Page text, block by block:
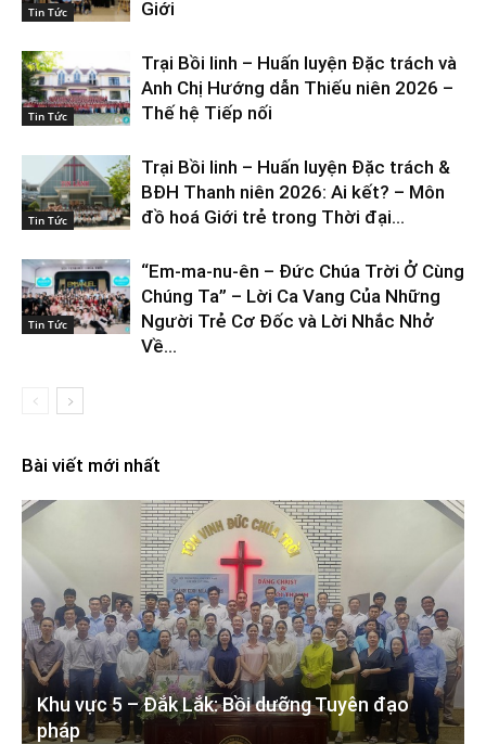
Tin Tức Giới
Tin Tức
Trại Bồi linh – Huấn luyện Đặc trách và
Anh Chị Hướng dẫn Thiếu niên 2026 –
Thế hệ Tiếp nối
Tin Tức
Trại Bồi linh – Huấn luyện Đặc trách &
BĐH Thanh niên 2026: Ai kết? – Môn
đồ hoá Giới trẻ trong Thời đại...
Tin Tức
“Em-ma-nu-ên – Đức Chúa Trời Ở Cùng
Chúng Ta” – Lời Ca Vang Của Những
Người Trẻ Cơ Đốc và Lời Nhắc Nhở
Về...
Bài viết mới nhất
Khu vực 5 – Đắk Lắk: Bồi dưỡng Tuyên đạo
pháp